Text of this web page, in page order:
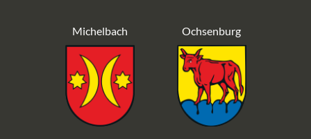
Michelbach Ochsenburg